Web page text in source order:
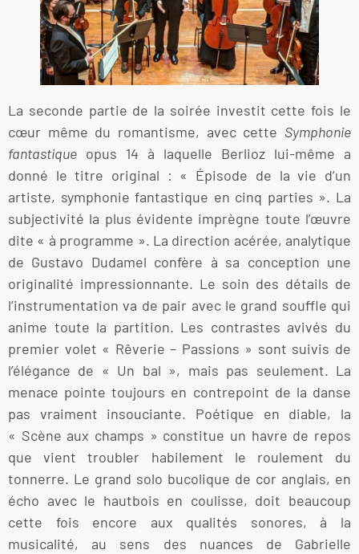
La seconde partie de la soirée investit cette fois le
cœur même du romantisme, avec cette Symphonie
fantastique opus 14 à laquelle Berlioz lui-même a
donné le titre original : « Épisode de la vie d’un
artiste, symphonie fantastique en cinq parties ». La
subjectivité la plus évidente imprègne toute l’œuvre
dite « à programme ». La direction acérée, analytique
de Gustavo Dudamel confère à sa conception une
originalité impressionnante. Le soin des détails de
l’instrumentation va de pair avec le grand souffle qui
anime toute la partition. Les contrastes avivés du
premier volet « Rêverie – Passions » sont suivis de
l’élégance de « Un bal », mais pas seulement. La
menace pointe toujours en contrepoint de la danse
pas vraiment insouciante. Poétique en diable, la
« Scène aux champs » constitue un havre de repos
que vient troubler habilement le roulement du
tonnerre. Le grand solo bucolique de cor anglais, en
écho avec le hautbois en coulisse, doit beaucoup
cette fois encore aux qualités sonores, à la
musicalité, au sens des nuances de Gabrielle